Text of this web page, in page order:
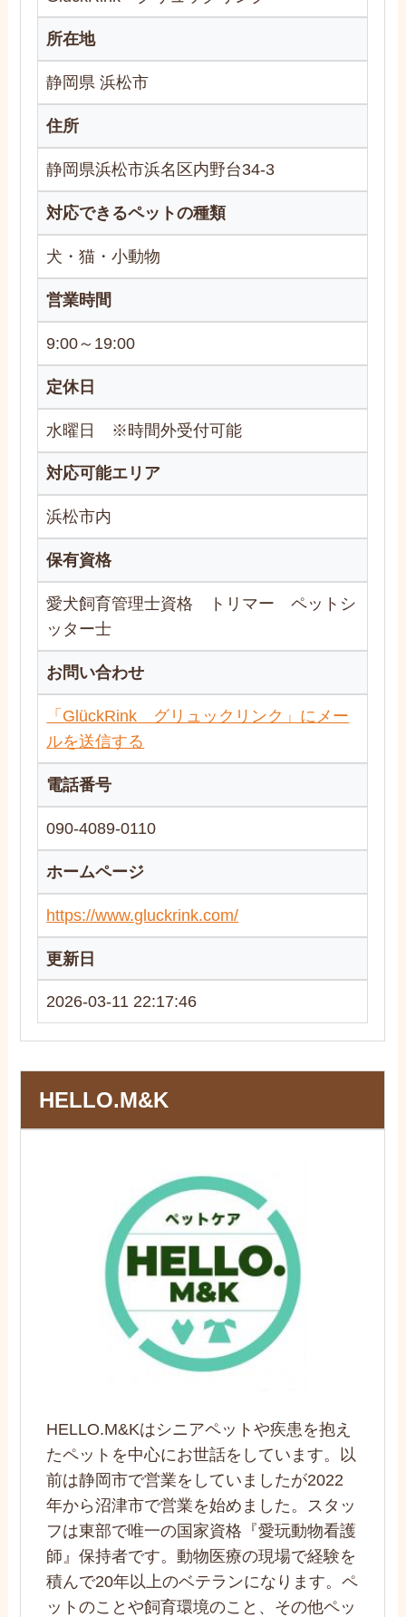
所在地
静岡県 浜松市
住所
静岡県浜松市浜名区内野台34-3
対応できるペットの種類
犬・猫・小動物
営業時間
9:00～19:00
定休日
水曜日 ※時間外受付可能
対応可能エリア
浜松市内
保有資格
愛犬飼育管理士資格 トリマー ペットシ
ッター士
お問い合わせ
「GlückRink グリュックリンク」にメー
ルを送信する
電話番号
090-4089-0110
ホームページ
https://www.gluckrink.com/
更新日
2026-03-11 22:17:46
HELLO.M&K
HELLO.M&Kはシニアペットや疾患を抱え
たペットを中心にお世話をしています。以
前は静岡市で営業をしていましたが2022
年から沼津市で営業を始めました。スタッ
フは東部で唯一の国家資格『愛玩動物看護
師』保持者です。動物医療の現場で経験を
積んで20年以上のベテランになります。ペ
ットのことや飼育環境のこと、その他ペッ